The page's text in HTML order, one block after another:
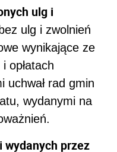
ulg i
ulg i zwolnień
wynikające ze
opłatach
uchwał rad gmin
wydanymi na
wydanych przez